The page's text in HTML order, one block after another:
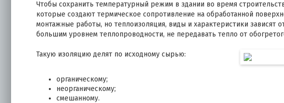
Чтобы сохранить температурный режим в здании во время
которые создают термическое сопротивление на обработанной
монтажные работы, но теплоизоляция, виды и характеристики зависят
большим уровнем теплопроводности, не передавать тепло от
Такую изоляцию делят по исходному сырью:
органическому;
неорганическому;
смешанному.